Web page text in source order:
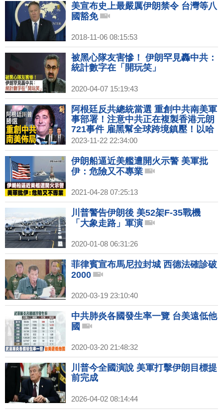
美宣布史上最嚴厲伊朗禁令 台灣等八
國豁免
2018-11-06 08:15:53
被黑心隊友害慘！ 伊朗罕見轟中共：
統計數字在「開玩笑」
2020-04-07 15:19:43
阿根廷反共總統當選 重創中共南美軍
事部署！注意中共正在複製香港元朗
721事件 雇黑幫全球跨境鎮壓！以哈
就要停火？中共意圖在中東牽制美軍
無果！｜桑普｜吳明杰｜新聞大破解
【2023年11月22日】
2023-11-22 22:34:00
伊朗船逼近美艦遭開火示警 美軍批
伊：危險又不專業
2021-04-28 07:25:13
川普警告伊朗後 美52架F-35戰機
「大象走路」軍演
2020-01-08 06:31:26
菲律賓宣布馬尼拉封城 西德法確診破
2000
2020-03-19 23:10:40
中共肺炎各國發生率一覽 台美遠低他
國
2020-03-20 21:48:32
川普今全國演說 美軍打擊伊朗目標提
前完成
2026-04-02 08:14:44